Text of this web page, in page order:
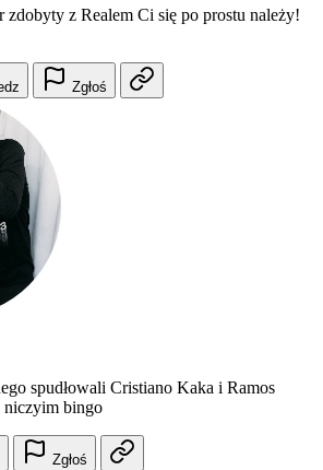
zdobyty z Realem Ci się po prostu należy!
Zgłoś
spudłowali Cristiano Kaka i Ramos
niczyim bingo
Zgłoś